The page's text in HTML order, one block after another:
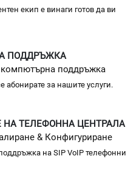
екип е винаги готов да ви
ПОДДРЪЖКА
поддръжка
абонирате за нашите услуги.
НА ТЕЛЕФОННА ЦЕНТРАЛА
& Конфигуриране
на SIP VoIP телефонни